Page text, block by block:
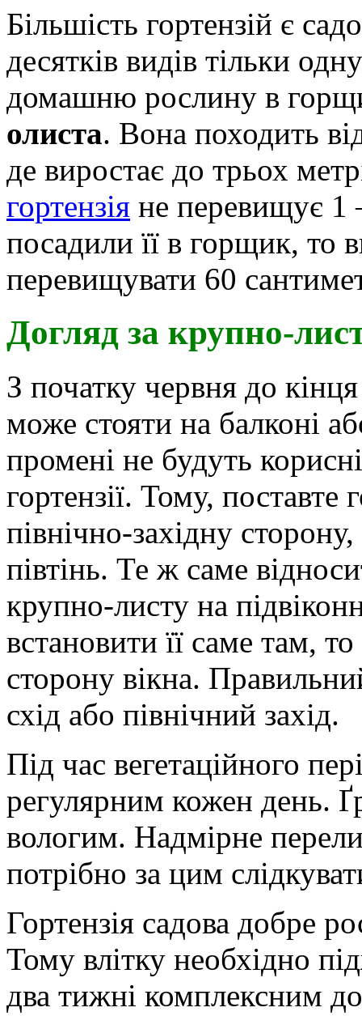
Більшість гортензій є
десятків видів тільки
домашню рослину в
олиста. Вона походить
де виростає до трьох
гортензія не перевищує 1
посадили її в горщик, то
перевищувати 60
Догляд за крупно-
З початку червня до
може стояти на балконі
промені не будуть
гортензії. Тому,
північно-західну
півтінь. Те ж саме
крупно-листу на
встановити її саме там,
сторону вікна.
схід або північний захід.
Під час вегетаційного
регулярним кожен день.
вологим. Надмірне
потрібно за цим
Гортензія садова добре
Тому влітку необхідно
два тижні комплексним